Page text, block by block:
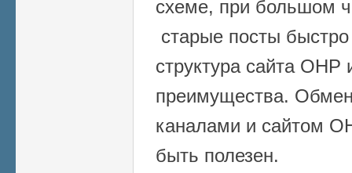
схеме, при большом
старые посты быстро
структура сайта ОНР
преимущества.
каналами и сайтом
быть полезен.